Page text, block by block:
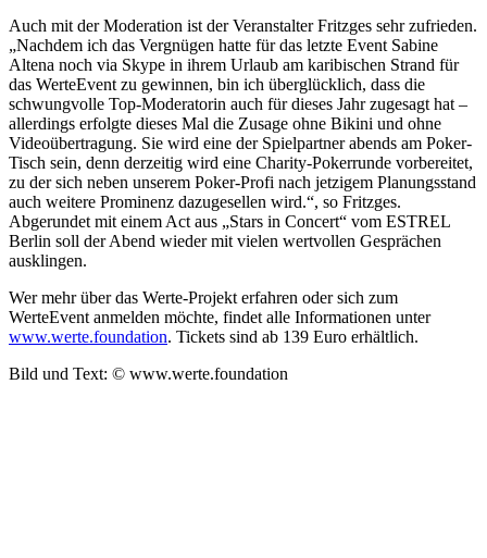
Auch mit der Moderation ist der Veranstalter Fritzges sehr zufrieden.
„Nachdem ich das Vergnügen hatte für das letzte Event Sabine
Altena noch via Skype in ihrem Urlaub am karibischen Strand für
das WerteEvent zu gewinnen, bin ich überglücklich, dass die
schwungvolle Top-Moderatorin auch für dieses Jahr zugesagt hat –
allerdings erfolgte dieses Mal die Zusage ohne Bikini und ohne
Videoübertragung. Sie wird eine der Spielpartner abends am Poker-
Tisch sein, denn derzeitig wird eine Charity-Pokerrunde vorbereitet,
zu der sich neben unserem Poker-Profi nach jetzigem Planungsstand
auch weitere Prominenz dazugesellen wird.“, so Fritzges.
Abgerundet mit einem Act aus „Stars in Concert“ vom ESTREL
Berlin soll der Abend wieder mit vielen wertvollen Gesprächen
ausklingen.
Wer mehr über das Werte-Projekt erfahren oder sich zum
WerteEvent anmelden möchte, findet alle Informationen unter
www.werte.foundation. Tickets sind ab 139 Euro erhältlich.
Bild und Text: © www.werte.foundation